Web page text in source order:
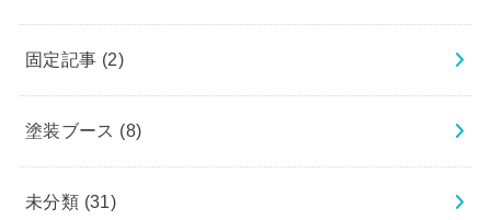
固定記事 (2)
塗装ブース (8)
未分類 (31)